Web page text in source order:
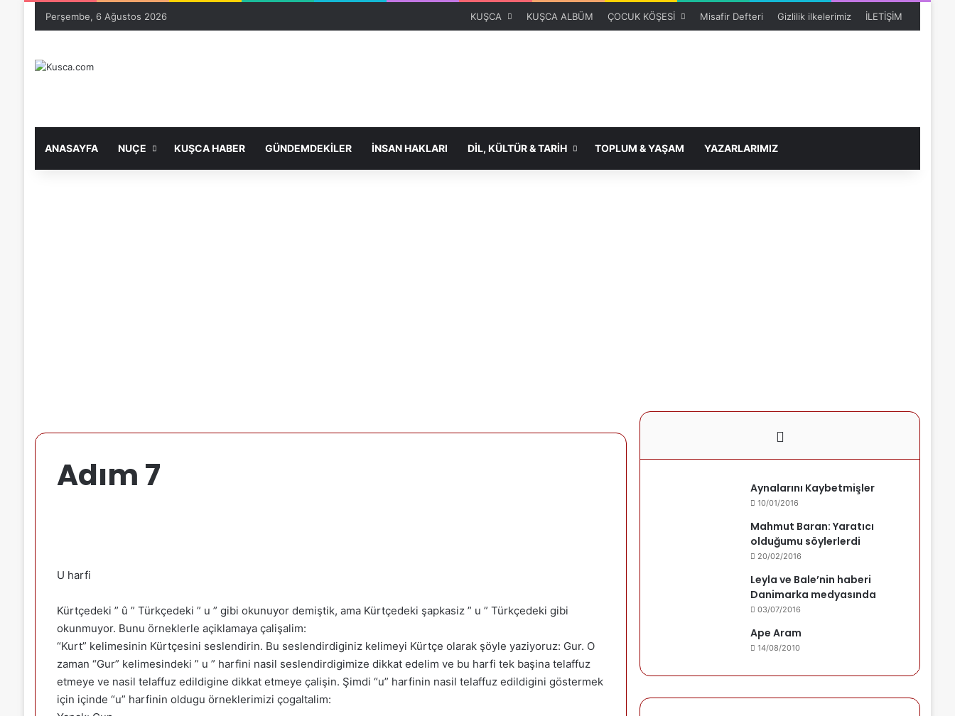
Perşembe, 6 Ağustos 2026 KUŞCA KUŞCA ALBÜM ÇOCUK KÖŞESİ Misafir Defteri Gizlilik ilkelerimiz İLETİŞİM
ANASAYFA NUÇE KUŞCA HABER GÜNDEMDEKİLER İNSAN HAKLARI DİL, KÜLTÜR & TARİH TOPLUM & YAŞAM YAZARLARIMIZ
Adım 7
U harfi
Kürtçedeki ” û ” Türkçedeki ” u ” gibi okunuyor demiştik, ama Kürtçedeki şapkasiz ” u ” Türkçedeki gibi
okunmuyor. Bunu örneklerle açiklamaya çalişalim:
“Kurt” kelimesinin Kürtçesini seslendirin. Bu seslendirdiginiz kelimeyi Kürtçe olarak şöyle yaziyoruz: Gur. O
zaman “Gur” kelimesindeki ” u ” harfini nasil seslendirdigimize dikkat edelim ve bu harfi tek başina telaffuz
etmeye ve nasil telaffuz edildigine dikkat etmeye çalişin. Şimdi “u” harfinin nasil telaffuz edildigini göstermek
için içinde “u” harfinin oldugu örneklerimizi çogaltalim:
Aynalarını Kaybetmişler
10/01/2016
Mahmut Baran: Yaratıcı
olduğumu söylerlerdi
20/02/2016
Leyla ve Bale’nin haberi
Danimarka medyasında
03/07/2016
Ape Aram
14/08/2010